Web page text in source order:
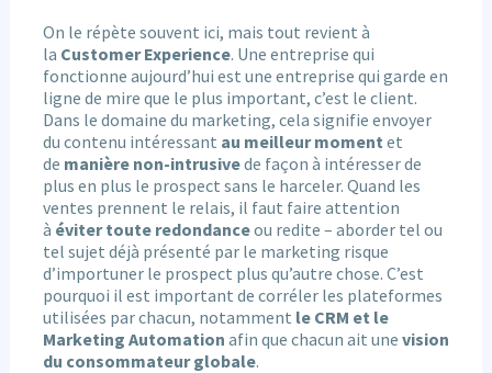
On le répète souvent ici, mais tout revient à
la Customer Experience. Une entreprise qui
fonctionne aujourd’hui est une entreprise qui garde en
ligne de mire que le plus important, c’est le client.
Dans le domaine du marketing, cela signifie envoyer
du contenu intéressant au meilleur moment et
de manière non-intrusivede façon à intéresser de
plus en plus le prospect sans le harceler. Quand les
ventes prennent le relais, il faut faire attention
à éviter toute redondanceou redite – aborder tel ou
tel sujet déjà présenté par le marketing risque
d’importuner le prospect plus qu’autre chose. C’est
pourquoi il est important de corréler les plateformes
utilisées par chacun, notamment le CRM et le
Marketing Automation afin que chacun ait une vision
du consommateur globale.